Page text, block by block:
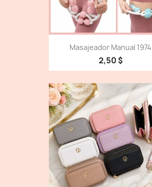
Masajeador Manual 1974
2,50 $